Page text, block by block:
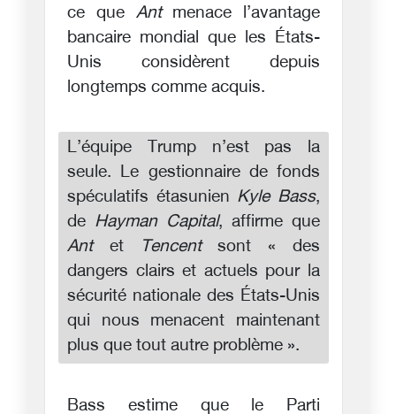
ce que Antmenace l’avantage
bancaire mondial que les États-
Unis considèrent depuis
longtemps comme acquis.
L’équipe Trump n’est pas la
seule. Le gestionnaire de fonds
spéculatifs étasunien Kyle Bass,
de Hayman Capital, affirme que
Antet Tencentsont « des
dangers clairs et actuels pour la
sécurité nationale des États-Unis
qui nous menacent maintenant
plus que tout autre problème ».
Bass estime que le Parti